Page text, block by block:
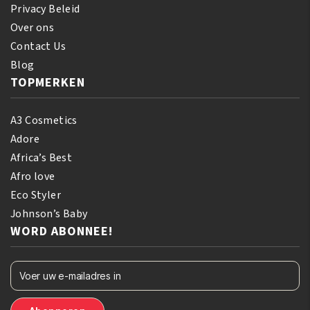
Privacy Beleid
Over ons
Contact Us
Blog
TOPMERKEN
A3 Cosmetics
Adore
Africa’s Best
Afro love
Eco Styler
Johnson’s Baby
WORD ABONNEE!